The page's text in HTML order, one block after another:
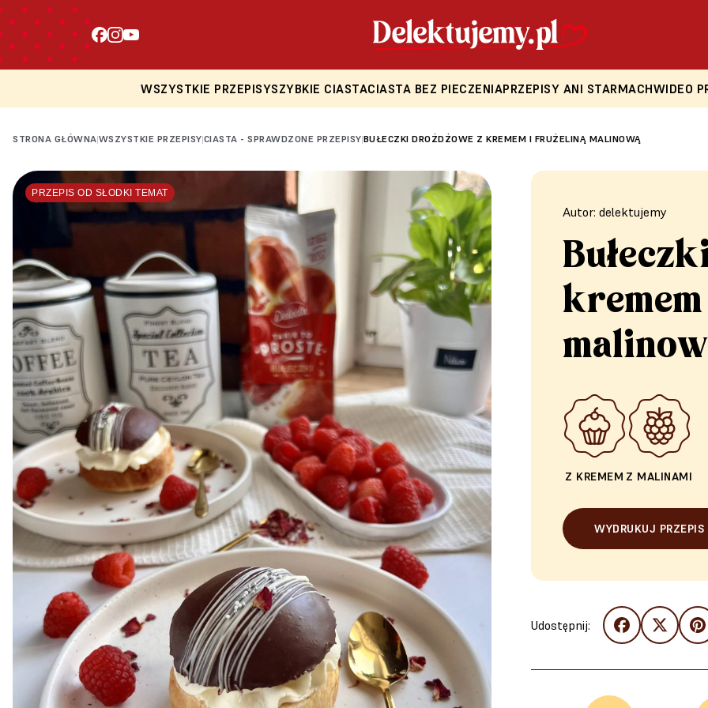
WSZYSTKIE PRZEPISYSZYBKIE CIASTACIASTA BEZ PIECZENIAPRZEPISY ANI STARMACHWIDEO
STRONA GŁÓWNA|WSZYSTKIE PRZEPISY|CIASTA - SPRAWDZONE PRZEPISY|BUŁECZKI DROŻDŻOWE Z KREMEM I FRUŻELINĄ MALINOWĄ
PRZEPIS OD SŁODKI TEMAT
Autor: delektujemy
Z KREMEM Z MALINAMI
WYDRUKUJ PRZEPIS
Udostępnij: